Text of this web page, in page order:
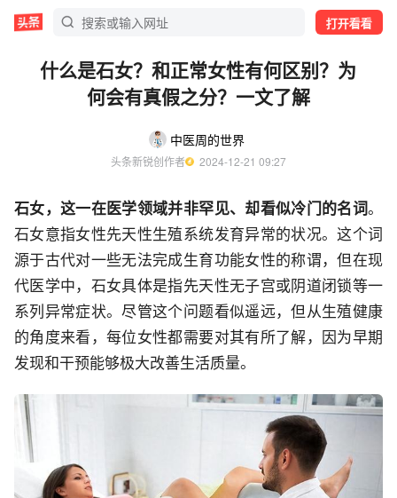
打开看看
什么是石女？和正常女性有何区别？为
何会有真假之分？一文了解
中医周的世界
头条新锐创作者
  2024-12-21 09:27
石女，这一在医学领域并非罕见、却看似冷门的名词。
石女意指女性先天性生殖系统发育异常的状况。这个词
源于古代对一些无法完成生育功能女性的称谓，但在现
代医学中，石女具体是指先天性无子宫或阴道闭锁等一
系列异常症状。尽管这个问题看似遥远，但从生殖健康
的角度来看，每位女性都需要对其有所了解，因为早期
发现和干预能够极大改善生活质量。